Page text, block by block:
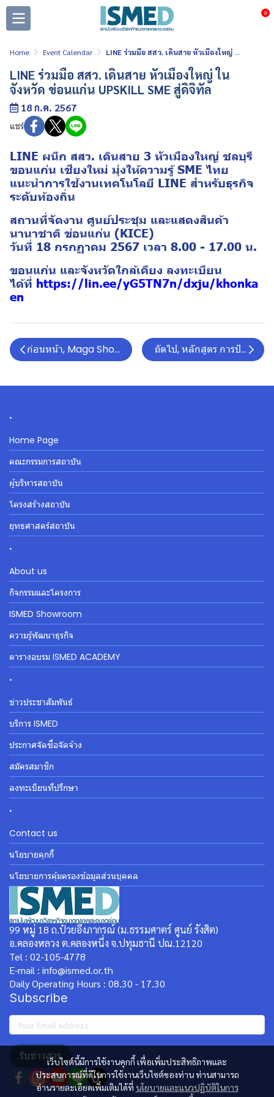
0
Home Event Calendar LINE ร่วมมือ สสว. เดินสาย หัวเมืองใหญ่ ในจังหวัด ข่อนแก่น UPSKILL SME สู่ดิจิทัล
LINE ร่วมมือ สสว. เดินสาย หัวเมืองใหญ่ ใน
จังหวัด ข่อนแก่น UPSKILL SME สู่ดิจิทัล
18 ก.ค. 2567
แชร์
LINE ผนึก สสว. เดินสาย 3 หัวเมืองใหญ่ ชลบุรี
ขอนแก่น เชียงใหม่ มุ่งให้ความรู้ SME ไทย
แนะนำการใช้งานเทคโนโลยี LINE สำหรับธุรกิจ
ระดับท้องถิ่น
สถานที่จัดงาน ศูนย์ประชุม และแสดงสินค้า
นานาชาติ ข่อนแก่น (KICE)
วันที่ 18 กรกฏาคม 2567 เวลา 8.00 - 17.00 น.
ขอนแก่น และจังหวัดใกล้เคียง ลงทะเบียน
ได้ที่ https://lin.ee/yG5TN7n/dxju/khonka
en
ก่อนหน้า, Maga Show Bangkok 2024ถัดไป, หลักสูตร การป้องกันก
เว็บไซต์นี้มีการใช้งานคุกกี้ เพื่อเพิ่มประสิทธิภาพและ
ประสบการณ์ที่ดีในการใช้งานเว็บไซต์ของท่าน ท่านสามารถ
อ่านรายละเอียดเพิ่มเติมได้ที่ นโยบายและแนวปฏิบัติในการ
.
Home Page
คณะกรรมการสถาบัน
ผู้บริหารสถาบัน
โครงสร้างสถาบัน
ยุทธศาสตร์สถาบัน
.
About us
กิจกรรมและโครงการ
ISMED Showroom
ความรู้พัฒนาธุรกิจ
ตารางอบรม ISMED ACADEMY
.
ข่าวประชาสัมพันธ์
บริการ ISMED
ประกาศจัดซื้อจัดจ้าง
สมัครสมาชิก
ลงทะเบียนที่ปรึกษา
.
Contact us
นโยบายคุกกี้
นโยบายการคุ้มครองข้อมูลส่วนบุคคล
99 หมู่ 18 ถ.ป๋วยอึ๊งภากรณ์ (ม.ธรรมศาตร์ ศูนย์ รังสิต)
อ.คลองหลวง ต.คลองหนึ่ง จ.ปทุมธานี ปณ.12120
Tel : 02-105-4778
E-mail : info@ismed.or.th
Daily Operating Hours : 08.30 - 17.30
Subscribe
รับข่าวสาร